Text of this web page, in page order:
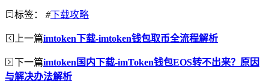
标签： #下载攻略
上一篇imtoken下载-imtoken钱包取币全流程解析
下一篇imtoken国内下载-imToken钱包EOS转不出来？原因
与解决办法解析